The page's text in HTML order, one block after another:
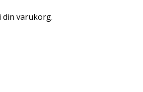
varukorg.